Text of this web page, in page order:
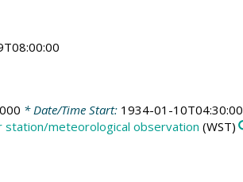
* Date/Time Start: 1934-01-10T04:30:00
station/meteorological observation (WST)